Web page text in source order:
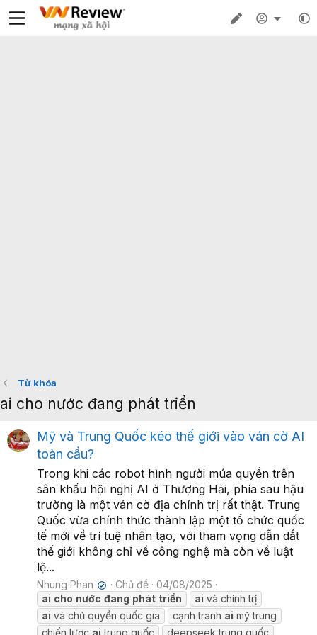
Từ khóa
ai cho nước đang phát triển
Mỹ và Trung Quốc kéo thế giới vào ván cờ AI
toàn cầu?
Trong khi các robot hình người múa quyền trên
sân khấu hội nghị AI ở Thượng Hải, phía sau hậu
trường là một ván cờ địa chính trị rất thật. Trung
Quốc vừa chính thức thành lập một tổ chức quốc
tế mới về trí tuệ nhân tạo, với tham vọng dẫn dắt
thế giới không chỉ về công nghệ mà còn về luật
lệ...
Nhung Phan ✔ Chủ đề
04/08/2025
ai cho nước đang phát triển ai và chính trị
ai và chủ quyền quốc gia cạnh tranh ai mỹ trung